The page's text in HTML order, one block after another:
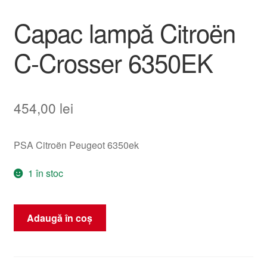
Procedura de reclamație
Termeni si conditii
Capac lampă Citroën
C-Crosser 6350EK
454,00 lei
PSA Citroën Peugeot 6350ek
1 în stoc
Cantitate
Capac
Adaugă în coș